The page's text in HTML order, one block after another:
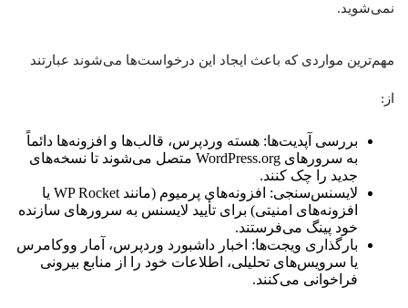
نمی‌شوید.
مهم‌ترین مواردی که باعث ایجاد این درخواست‌ها می‌شوند عبارتند
از:
بررسی آپدیت‌ها: هسته وردپرس، قالب‌ها و افزونه‌ها دائماً
به سرورهای WordPress.org متصل می‌شوند تا نسخه‌های
جدید را چک کنند.
لایسنس‌سنجی: افزونه‌های پرمیوم (مانند WP Rocket یا
افزونه‌های امنیتی) برای تأیید لایسنس به سرورهای سازنده
خود پینگ می‌فرستند.
بارگذاری ویجت‌ها: اخبار داشبورد وردپرس، آمار ووکامرس
یا سرویس‌های تحلیلی، اطلاعات خود را از منابع بیرونی
فراخوانی می‌کنند.